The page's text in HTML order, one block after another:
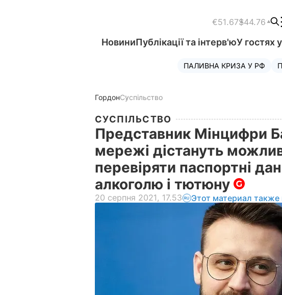
€51.67$44.76
НовиниПублікації та інтерв'юУ гостях
ПАЛИВНА КРИЗА У РФ
ГордонСуспільство
СУСПІЛЬСТВО
Представник Мінцифри
мережі дістануть
перевіряти паспортні
алкоголю і тютюну
20 серпня 2021, 17.53 Этот материал